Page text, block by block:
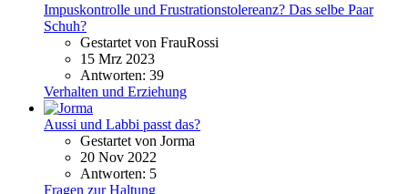
Impuskontrolle und Frustrationstolereanz? Das selbe Paar
Schuh?
Gestartet von FrauRossi
15 Mrz 2023
Antworten: 39
Verhalten und Erziehung
Aussi und Labbi passt das?
Gestartet von Jorma
20 Nov 2022
Antworten: 5
Fragen zur Haltung